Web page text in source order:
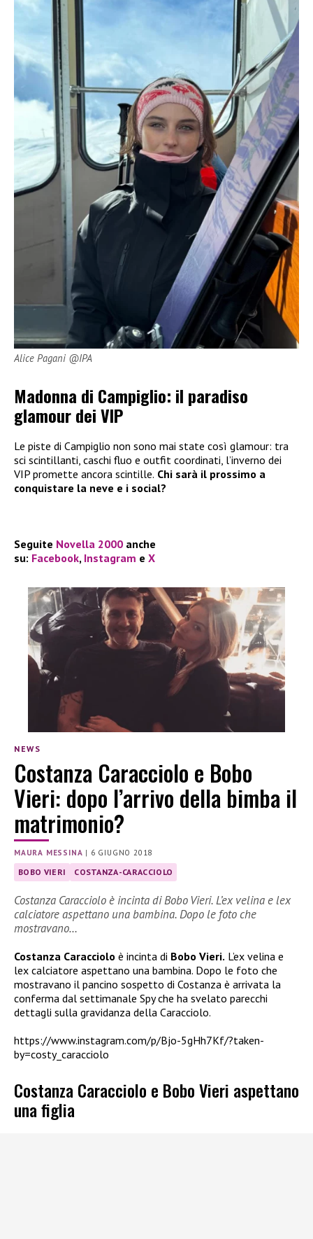
Alice Pagani @IPA
Madonna di Campiglio: il paradiso
glamour dei VIP
Le piste di Campiglio non sono mai state così glamour: tra
sci scintillanti, caschi fluo e outfit coordinati, l’inverno dei
VIP promette ancora scintille. Chi sarà il prossimo a
conquistare la neve e i social?
Seguite Novella 2000 anche
su: Facebook, Instagram e X
NEWS
Costanza Caracciolo e Bobo
Vieri: dopo l’arrivo della bimba il
matrimonio?
MAURA MESSINA | 6 GIUGNO 2018
BOBO VIERI COSTANZA-CARACCIOLO
Costanza Caracciolo è incinta di Bobo Vieri. L’ex velina e lex
calciatore aspettano una bambina. Dopo le foto che
mostravano…
Costanza Caracciolo è incinta di Bobo Vieri. L’ex velina e
lex calciatore aspettano una bambina. Dopo le foto che
mostravano il pancino sospetto di Costanza è arrivata la
conferma dal settimanale Spy che ha svelato parecchi
dettagli sulla gravidanza della Caracciolo.
https://www.instagram.com/p/Bjo-5gHh7Kf/?taken-
by=costy_caracciolo
Costanza Caracciolo e Bobo Vieri aspettano
una figlia